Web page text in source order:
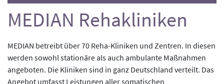
MEDIAN Rehakliniken
MEDIAN betreibt über 70 Reha-Kliniken und Zentren. In diesen
werden sowohl stationäre als auch ambulante Maßnahmen
angeboten. Die Kliniken sind in ganz Deutschland verteilt. Das
Angebot umfasst Leistungen aller somatischen